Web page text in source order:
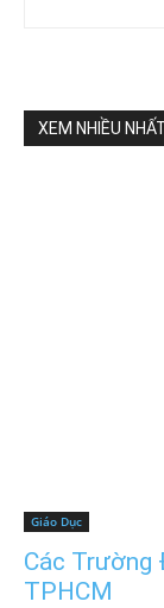
XEM NHIỀU
Giáo Dục
Các Trường
TPHCM